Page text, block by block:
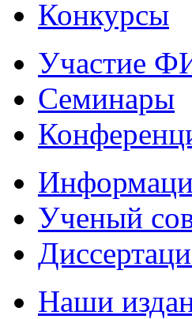
Конкурсы
Участие
Семинары
Ученый
Наши